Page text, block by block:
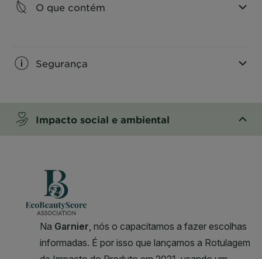
O que contém
Segurança
Impacto social e ambiental